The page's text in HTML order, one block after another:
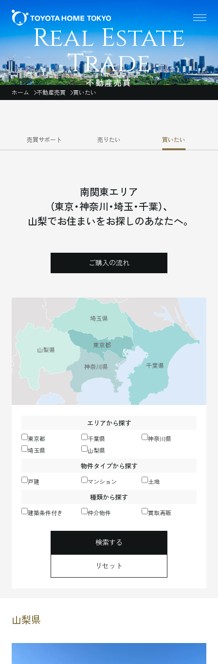
Real Estate
Trade
不動産売買
ホーム 不動産売買 買いたい
売買サポート 売りたい 買いたい
南関東エリア
（東京・神奈川・埼玉・千葉）、
山梨でお住まいをお探しのあなたへ。
ご購入の流れ
エリアから探す
東京都 千葉県
神奈川県
埼玉県
山梨県
物件タイプから探す
戸建 マンション 土地
種類から探す
建築条件付き 仲介物件 買取再販
検索する
リセット
山梨県